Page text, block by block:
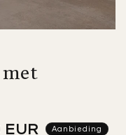
EUR
Aanbieding